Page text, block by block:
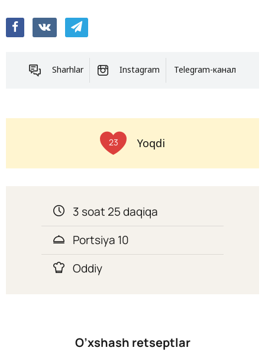
Sharhlar Instagram Telegram-канал
23 Yoqdi
3 soat 25 daqiqa
Portsiya 10
Oddiy
O’xshash retseptlar